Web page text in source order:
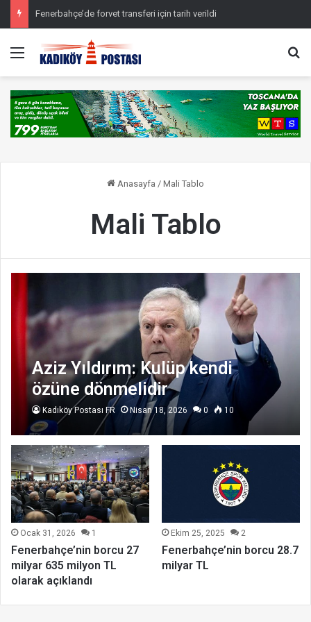
Fenerbahçe’de forvet transferi için tarih verildi
Menü
Anasayfa / Mali Tablo
Mali Tablo
Aziz Yıldırım: Kulüp kendi
özüne dönmelidir
Kadıköy Postası FR Nisan 18, 2026 0 10
Ocak 31, 2026 1
Fenerbahçe’nin borcu 27
milyar 635 milyon TL
olarak açıklandı
Ekim 25, 2025 2
Fenerbahçe’nin borcu 28.7
milyar TL